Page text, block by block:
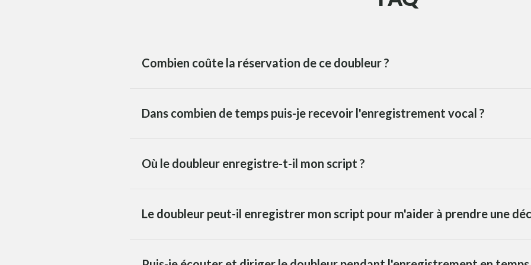
Combien coûte la réservation de ce doubleur ?
Dans combien de temps puis-je recevoir l'enregistrement vocal ?
Où le doubleur enregistre-t-il mon script ?
Le doubleur peut-il enregistrer mon script pour m'aider à prendre une